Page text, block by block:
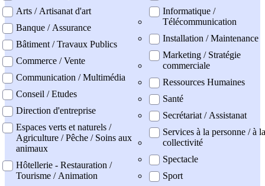
Arts / Artisanat d'art
Banque / Assurance
Bâtiment / Travaux Publics
Commerce / Vente
Communication / Multimédia
Conseil / Etudes
Direction d'entreprise
Espaces verts et naturels /
Agriculture / Pêche / Soins aux
animaux
Hôtellerie - Restauration /
Tourisme / Animation
Informatique /
Télécommunication
Installation / Maintenance
Marketing / Stratégie
commerciale
Ressources Humaines
Santé
Secrétariat / Assistanat
Services à la personne / à la
collectivité
Spectacle
Sport